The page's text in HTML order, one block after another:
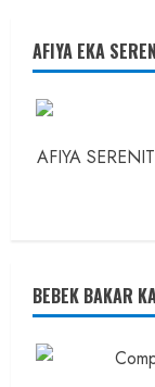
AFIYA EKA
AFIYA
BEBEK BAKAR